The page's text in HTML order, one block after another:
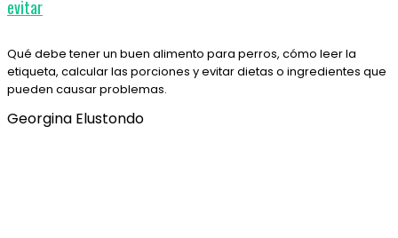
evitar
Qué debe tener un buen alimento para perros, cómo leer la
etiqueta, calcular las porciones y evitar dietas o ingredientes que
pueden causar problemas.
Georgina Elustondo